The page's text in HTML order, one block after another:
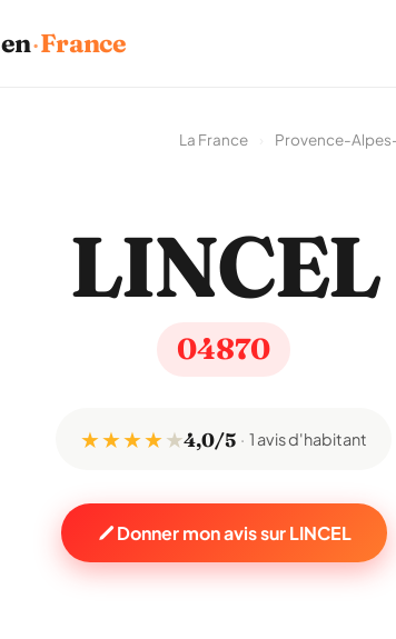
en·France
La France Provence-
LINCEL
04870
★ ★ ★ ★★4,0/5 1 avis d'habitant
Donner mon avis sur LINCEL